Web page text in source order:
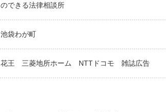
のできる法律相談所
池袋わが町
花王 三菱地所ホーム NTTドコモ 雑誌広告